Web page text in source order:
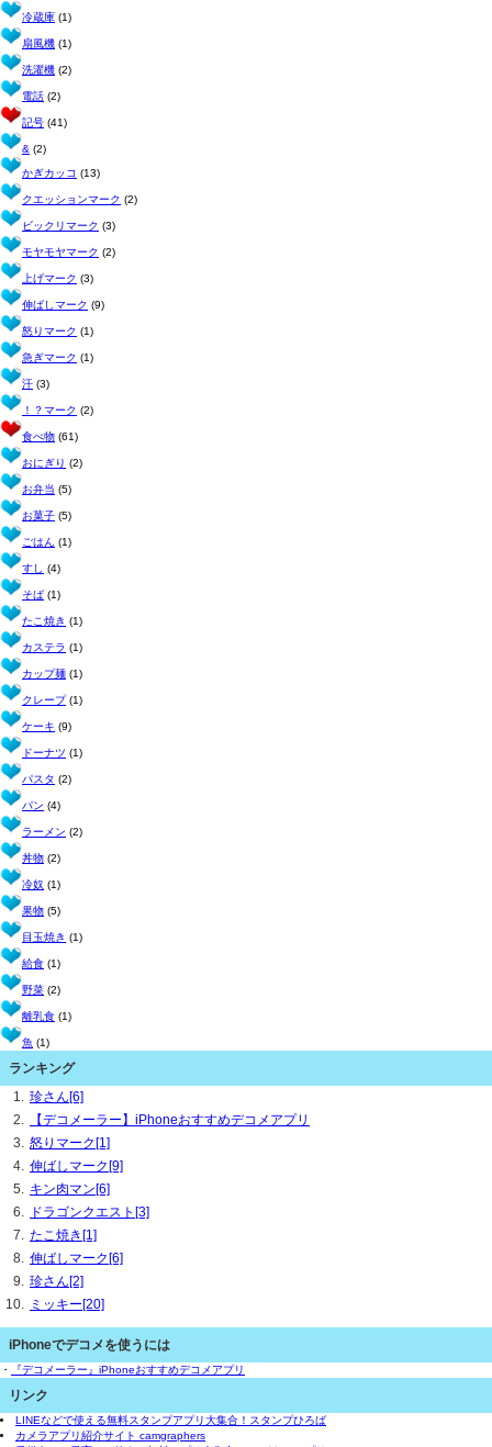
冷蔵庫 (1)
扇風機 (1)
洗濯機 (2)
電話 (2)
記号 (41)
& (2)
かぎカッコ (13)
クエッションマーク (2)
ビックリマーク (3)
モヤモヤマーク (2)
上げマーク (3)
伸ばしマーク (9)
怒りマーク (1)
急ぎマーク (1)
汗 (3)
！？マーク (2)
食べ物 (61)
おにぎり (2)
お弁当 (5)
お菓子 (5)
ごはん (1)
すし (4)
そば (1)
たこ焼き (1)
カステラ (1)
カップ麺 (1)
クレープ(1)
ケーキ (9)
ドーナツ (1)
パスタ (2)
パン (4)
ラーメン (2)
丼物 (2)
冷奴 (1)
果物 (5)
目玉焼き (1)
給食 (1)
野菜 (2)
離乳食 (1)
魚 (1)
ランキング
珍さん[6]
【デコメーラー】iPhoneおすすめデコメアプリ
怒りマーク[1]
伸ばしマーク[9]
キン肉マン[6]
ドラゴンクエスト[3]
たこ焼き[1]
伸ばしマーク[6]
珍さん[2]
ミッキー[20]
iPhoneでデコメを使うには
・ 『デコメーラー』iPhoneおすすめデコメアプリ
リンク
LINEなどで使える無料スタンプアプリ大集合！スタンプひろば
カメラアプリ紹介サイト camgraphers